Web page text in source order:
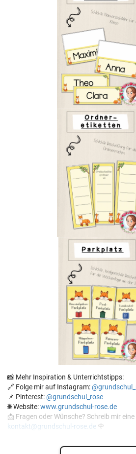
📸 Mehr Inspiration & Unterrichtstipps:
🔗 Folge mir auf Instagram:
📌 Pinterest:@grundschul_rose
🌐 Website:www.grundschul-rose.de
📩 Fragen oder Wünsche? Schreib mir eine
kontakt@grundschul-rose.de 🌹